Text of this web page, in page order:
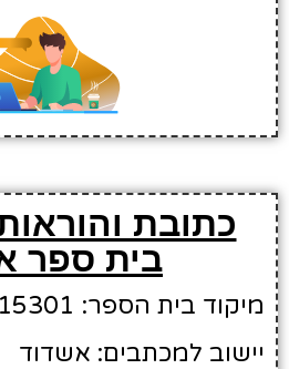
כתובת
בית ספר
מיקוד בית הספר: 7715301
יישוב למכתבים: אשדוד